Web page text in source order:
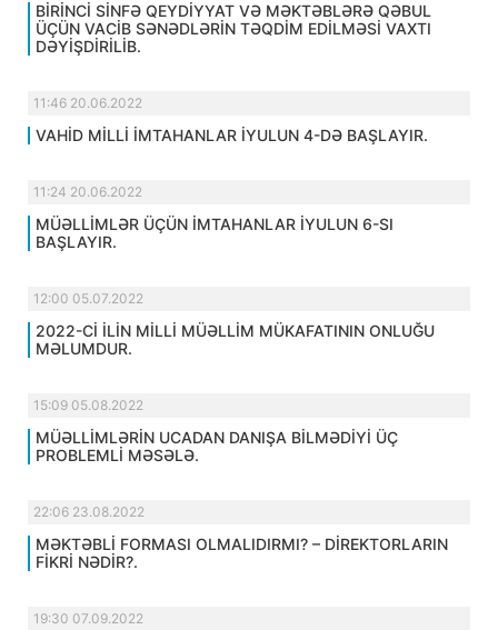
BİRİNCİ SİNFƏ QEYDİYYAT VƏ MƏKTƏBLƏRƏ QƏBUL
ÜÇÜN VACİB SƏNƏDLƏRİN TƏQDİM EDİLMƏSİ VAXTI
DƏYİŞDİRİLİB.
11:46 20.06.2022
VAHİD MİLLİ İMTAHANLAR İYULUN 4-DƏ BAŞLAYIR.
11:24 20.06.2022
MÜƏLLİMLƏR ÜÇÜN İMTAHANLAR İYULUN 6-SI
BAŞLAYIR.
12:00 05.07.2022
2022-Cİ İLİN MİLLİ MÜƏLLİM MÜKAFATININ ONLUĞU
MƏLUMDUR.
15:09 05.08.2022
MÜƏLLİMLƏRİN UCADAN DANIŞA BİLMƏDİYİ ÜÇ
PROBLEMLİ MƏSƏLƏ.
22:06 23.08.2022
MƏKTƏBLİ FORMASI OLMALIDIRMI? – DİREKTORLARIN
FİKRİ NƏDİR?.
19:30 07.09.2022